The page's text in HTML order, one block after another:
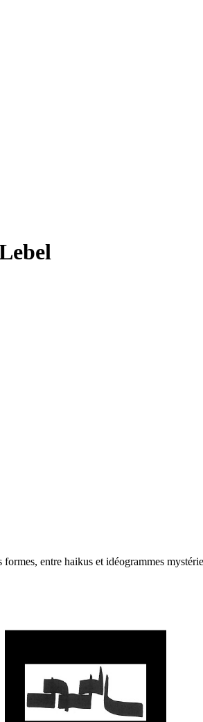
entre haikus et idéogrammes